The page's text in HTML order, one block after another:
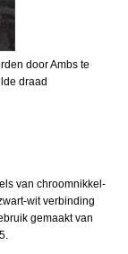
door Ambs te
draad
van chroomnikkel-
wit verbinding
gemaakt van